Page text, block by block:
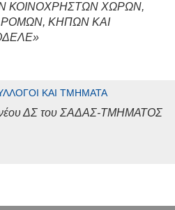
ΚΟΙΝΟΧΡΗΣΤΩΝ ΧΩΡΩΝ,
ΚΗΠΩΝ ΚΑΙ
ΚΑΙ ΤΜΉΜΑΤΑ
νέου ΔΣ του ΣΑΔΑΣ-ΤΜΗΜΑΤΟΣ